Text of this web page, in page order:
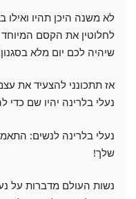
לא משנה היכן תהיו ואילו
לחלוטין את הקסם המיוחד
שיהיה לכם יום מלא
אז תתכונני להצעיד את
נעלי בלרינה יהיו שם כדי
נעלי בלרינה לנשים:
שלך!
נשות העולם מדברות על